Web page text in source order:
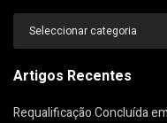
Categorias
Artigos Recentes
Requalificação Concluída